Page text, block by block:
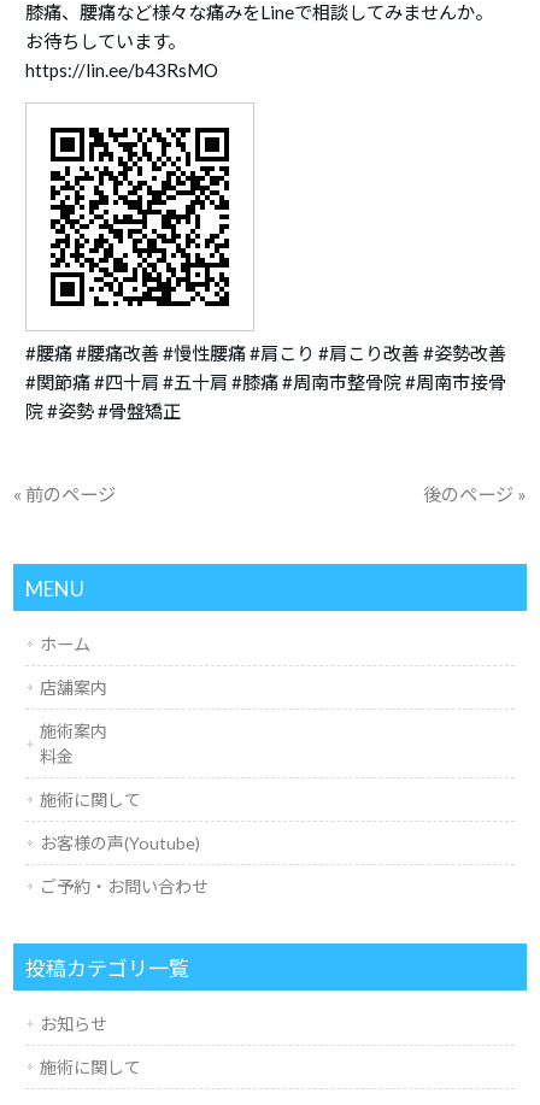
膝痛、腰痛など様々な痛みをLineで相談してみませんか。
お待ちしています。
https://lin.ee/b43RsMO
#腰痛 #腰痛改善 #慢性腰痛 #肩こり #肩こり改善 #姿勢改善
#関節痛 #四十肩 #五十肩 #膝痛 #周南市整骨院 #周南市接骨
院 #姿勢 #骨盤矯正
« 前のページ 後のページ »
MENU
ホーム
店舗案内
施術案内
料金
施術に関して
お客様の声(Youtube)
ご予約・お問い合わせ
投稿カテゴリ一覧
お知らせ
施術に関して